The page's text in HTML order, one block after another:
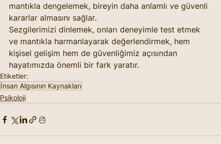
mantıkla dengelemek, bireyin daha anlamlı ve güvenli
kararlar almasını sağlar.
Sezgilerimizi dinlemek, onları deneyimle test etmek
ve mantıkla harmanlayarak değerlendirmek, hem
kişisel gelişim hem de güvenliğimiz açısından
hayatımızda önemli bir fark yaratır.
Etiketler:
İnsan Algısının Kaynakları
Psikoloji